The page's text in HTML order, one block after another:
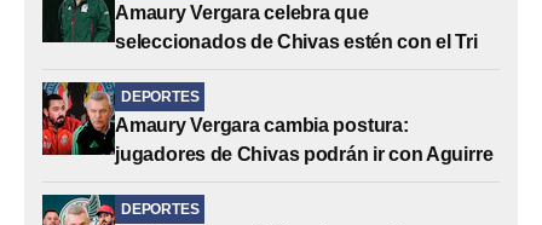
Amaury Vergara celebra que
seleccionados de Chivas estén con el Tri
DEPORTES
Amaury Vergara cambia postura:
jugadores de Chivas podrán ir con Aguirre
DEPORTES